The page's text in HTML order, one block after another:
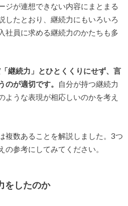
ジが連想できない内容にまとまる
したとおり、継続力にもいろいろ
社員に求める継続力のかたちも多
継続力」とひとくくりにせず、言
のが適切です。
自分が持つ継続力
ような表現が相応しいのかを考え
複数あることを解説しました。3つ
参考にしてみてください。
をしたのか